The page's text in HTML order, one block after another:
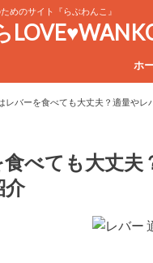
めのサイト『らぶわんこ』
ホ
レバーを食べても大丈夫？適量や
べても大丈
介